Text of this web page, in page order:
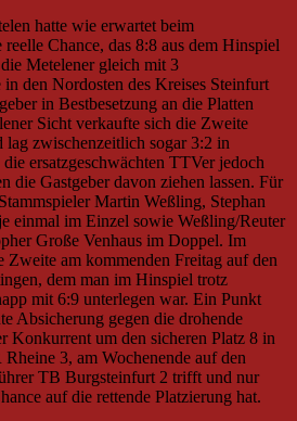
hatte wie erwartet beim
Chance, das 8:8 aus dem Hinspiel
Metelener gleich mit 3
in den Nordosten des Kreises Steinfurt
in Bestbesetzung an die Platten
Sicht verkaufte sich die Zweite
lag zwischenzeitlich sogar 3:2 in
ersatzgeschwächten TTVer jedoch
die Gastgeber davon ziehen lassen. Für
Martin Weßling, Stephan
einmal im Einzel sowie Weßling/Reuter
Große Venhaus im Doppel. Im
Zweite am kommenden Freitag auf den
dem man im Hinspiel trotz
mit 6:9 unterlegen war. Ein Punkt
Absicherung gegen die drohende
Konkurrent um den sicheren Platz 8 in
3, am Wochenende auf den
TB Burgsteinfurt 2 trifft und nur
auf die rettende Platzierung hat.